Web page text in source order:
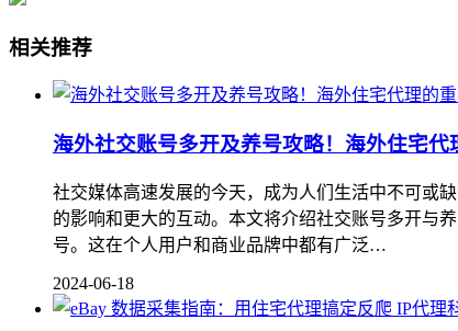
相关推荐
海外社交账号多开及养号攻略！海外住宅代
社交媒体高速发展的今天，成为人们生活中不可或
的影响和更大的互动。本文将介绍社交账号多开与
号。这在个人用户和商业品牌中都有广泛…
2024-06-18
IP代理